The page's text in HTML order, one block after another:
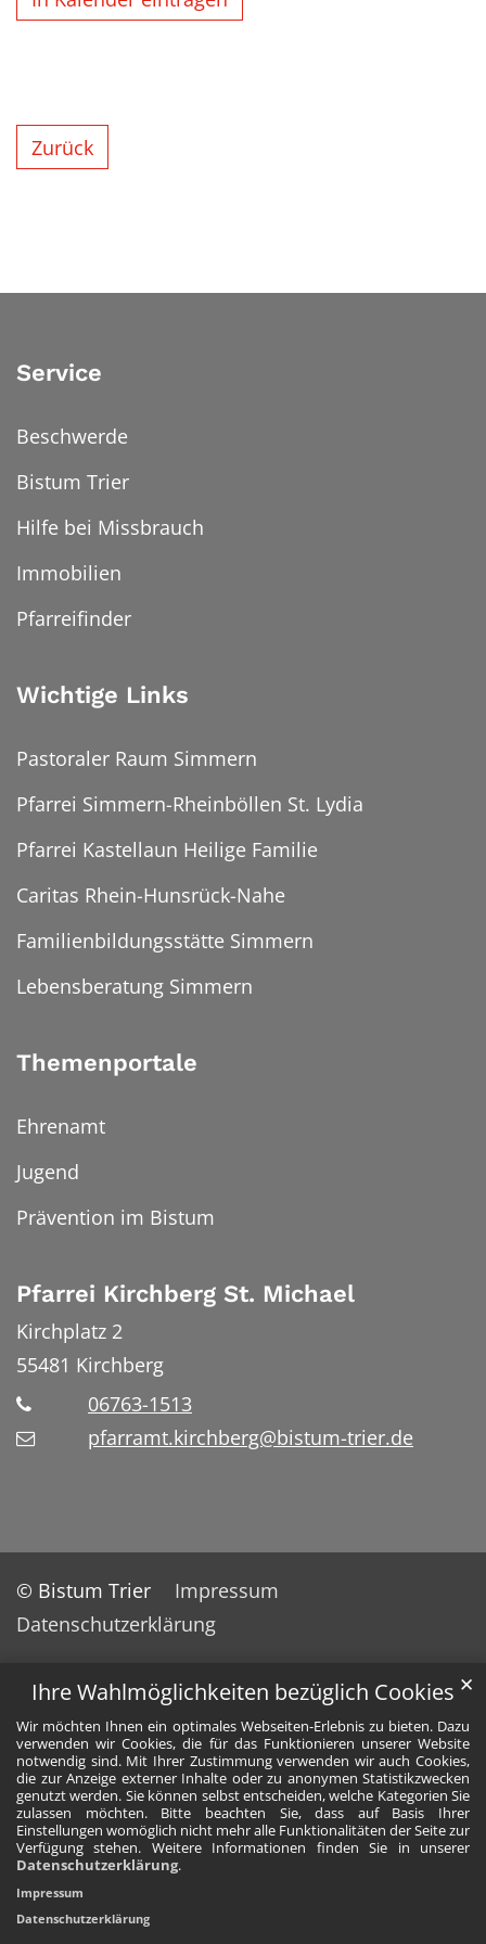
Ihre Wahlmöglichkeiten bezüglich Cookies
Wir möchten Ihnen ein optimales Webseiten-Erlebnis zu bieten. Dazu
verwenden wir Cookies, die für das Funktionieren unserer Website
notwendig sind. Mit Ihrer Zustimmung verwenden wir auch Cookies,
die zur Anzeige externer Inhalte oder zu anonymen Statistikzwecken
genutzt werden. Sie können selbst entscheiden, welche Kategorien Sie
zulassen möchten. Bitte beachten Sie, dass auf Basis Ihrer
Einstellungen womöglich nicht mehr alle Funktionalitäten der Seite zur
Verfügung stehen. Weitere Informationen finden Sie in unserer
Datenschutzerklärung.
✕
Impressum
Datenschutzerklärung
Zurück
Service
Beschwerde
Bistum Trier
Hilfe bei Missbrauch
Immobilien
Pfarreifinder
Wichtige Links
Pastoraler Raum Simmern
Pfarrei Simmern-Rheinböllen St. Lydia
Pfarrei Kastellaun Heilige Familie
Caritas Rhein-Hunsrück-Nahe
Familienbildungsstätte Simmern
Lebensberatung Simmern
Themenportale
Ehrenamt
Jugend
Prävention im Bistum
Pfarrei Kirchberg St. Michael
Kirchplatz 2
55481 Kirchberg
06763-1513
pfarramt.kirchberg@bistum-trier.de
© Bistum Trier
Impressum
Datenschutzerklärung